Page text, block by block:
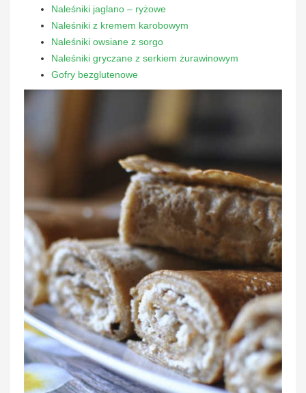
Naleśniki jaglano – ryżowe
Naleśniki z kremem karobowym
Naleśniki owsiane z sorgo
Naleśniki gryczane z serkiem żurawinowym
Gofry bezglutenowe